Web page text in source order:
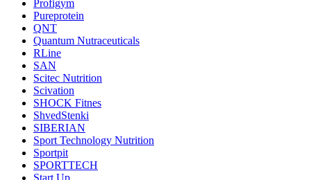
Profigym
Pureprotein
QNT
Quantum Nutraceuticals
RLine
SAN
Scitec Nutrition
Scivation
SHOCK Fitnes
ShvedStenki
SIBERIAN
Sport Technology Nutrition
Sportpit
SPORTTECH
Start Up